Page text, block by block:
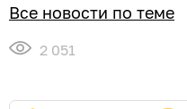
Все новости по теме
2 051